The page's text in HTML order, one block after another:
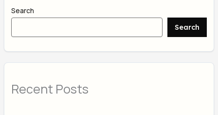
Search
Search
Recent Posts